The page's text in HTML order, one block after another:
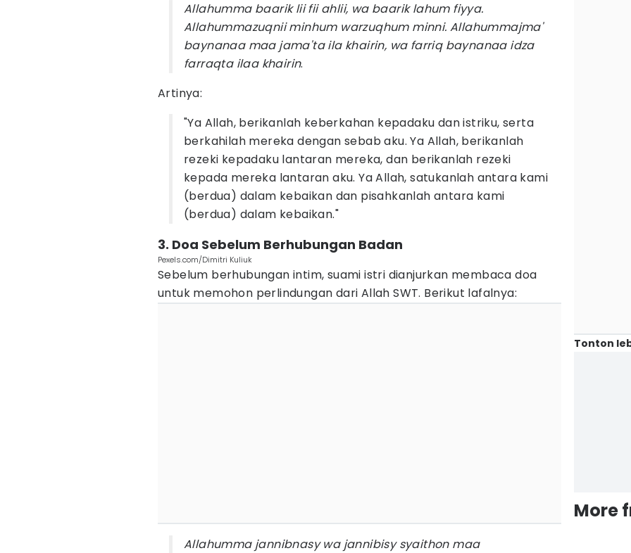
Allahumma baarik lii fii ahlii, wa baarik lahum fiyya.
Allahummazuqnii minhum warzuqhum minni. Allahummajma'
baynanaa maa jama'ta ila khairin, wa farriq baynanaa idza
farraqta ilaa khairin.
Artinya:
"Ya Allah, berikanlah keberkahan kepadaku dan istriku, serta
berkahilah mereka dengan sebab aku. Ya Allah, berikanlah
rezeki kepadaku lantaran mereka, dan berikanlah rezeki
kepada mereka lantaran aku. Ya Allah, satukanlah antara kami
(berdua) dalam kebaikan dan pisahkanlah antara kami
(berdua) dalam kebaikan."
3. Doa Sebelum Berhubungan Badan
Pexels.com/Dimitri Kuliuk
Sebelum berhubungan intim, suami istri dianjurkan membaca doa
untuk memohon perlindungan dari Allah SWT. Berikut lafalnya:
Allahumma jannibnasy wa jannibisy syaithon maa
Tonton
More